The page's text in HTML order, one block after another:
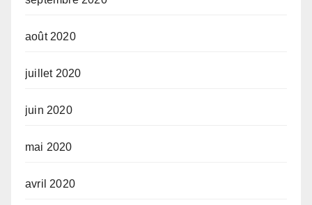
août 2020
juillet 2020
juin 2020
mai 2020
avril 2020